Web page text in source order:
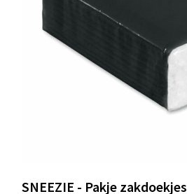
SNEEZIE - Pakje zakdoekjes